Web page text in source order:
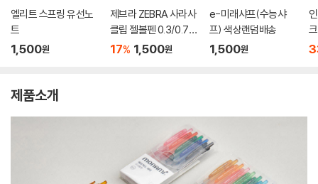
엘리트 스프링 유선노
트
1,500원
제브라 ZEBRA 사라사
클립 젤볼펜 0.3/0.7m
m
17% 1,500원
e-미래샤프(수능샤
프) 색상랜덤배송
1,500원
크
제품소개